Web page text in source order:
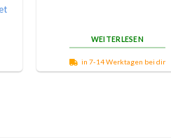
WEITERLESEN
in 7-14 Werktagen bei dir